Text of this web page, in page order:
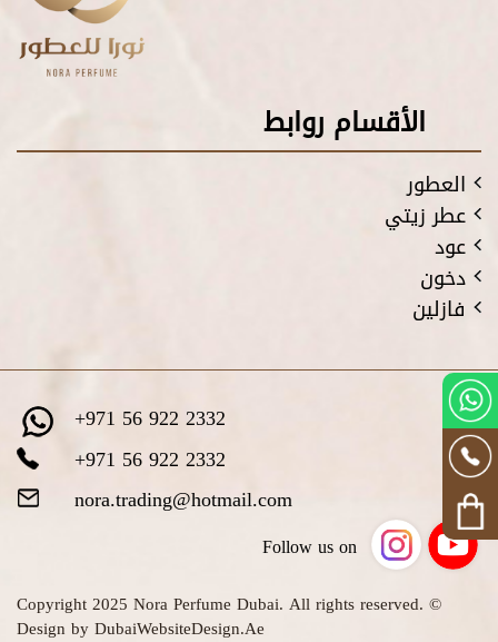
الأقسام روابط
العطور
عطر زيتي
عود
دخون
فازلين
+971 56 922 2332
+971 56 922 2332
nora.trading@hotmail.com
Follow us on
© Copyright 2025 Nora Perfume Dubai. All rights reserved.
Design by DubaiWebsiteDesign.Ae